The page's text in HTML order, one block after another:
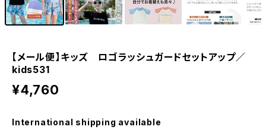
【メール便】キッズ ロゴラッシュガードセットアップ／
kids531
¥4,760
International shipping available